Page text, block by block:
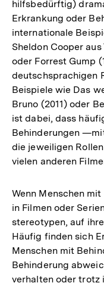
hilfsbedürftig)
Erkrankung oder
internationale
Sheldon Cooper
oder Forrest Gump
deutschsprachigen
Beispiele wie Das
Bruno (2011) oder
ist dabei, dass
Behinderungen
die jeweiligen
vielen anderen
Wenn Menschen
in Filmen oder
stereotypen, auf
Häufig finden sich
Menschen mit
Behinderung
verhalten oder trotz